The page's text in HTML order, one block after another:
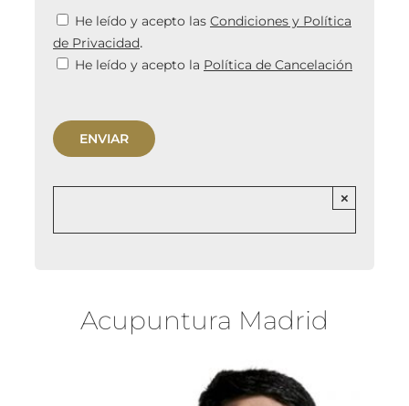
He leído y acepto las Condiciones y Política
de Privacidad.
He leído y acepto la Política de Cancelación
×
Acupuntura Madrid